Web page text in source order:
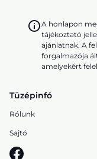
A honlapon
tájékoztató
ajánlatnak. A
forgalmazója
amelyekért
Tüzépinfó
Rólunk
Sajtó